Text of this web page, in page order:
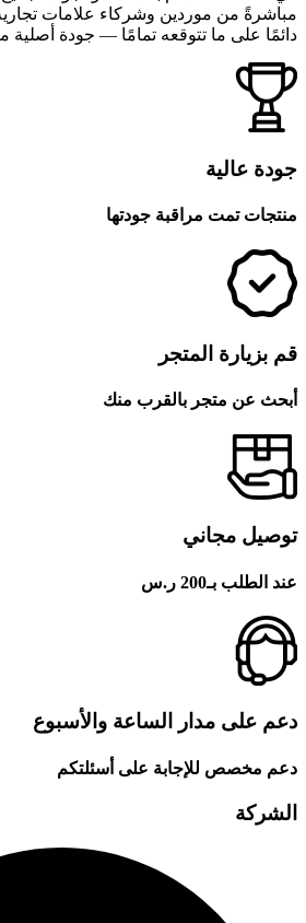
مباشرةً من موردين وشركاء علامات
دائمًا على ما تتوقعه تمامًا — جودة أصلية
جودة عالية
منتجات تمت مراقبة جودتها
قم بزيارة المتجر
أبحث عن متجر بالقرب منك
توصيل مجاني
عند الطلب بـ200 ر.س
دعم على مدار الساعة والأسبوع
دعم مخصص للإجابة على أسئلتكم
الشركة